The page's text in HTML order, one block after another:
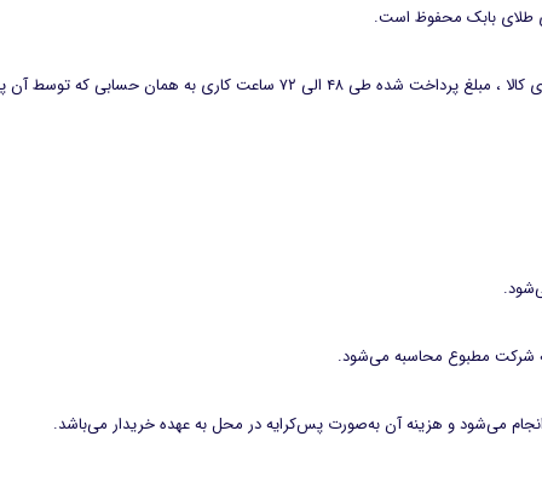
طلای بابک محفوظ است.
آن پرداخت توسط مشتری صورت گرفته واریز خواهد شد.